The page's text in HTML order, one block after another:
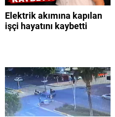
Elektrik akımına kapılan
işçi hayatını kaybetti